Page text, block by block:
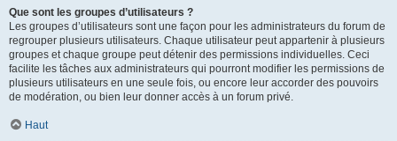
Que sont les groupes d’utilisateurs ?
Les groupes d’utilisateurs sont une façon pour les administrateurs du forum de
regrouper plusieurs utilisateurs. Chaque utilisateur peut appartenir à plusieurs
groupes et chaque groupe peut détenir des permissions individuelles. Ceci
facilite les tâches aux administrateurs qui pourront modifier les permissions de
plusieurs utilisateurs en une seule fois, ou encore leur accorder des pouvoirs
de modération, ou bien leur donner accès à un forum privé.
Haut